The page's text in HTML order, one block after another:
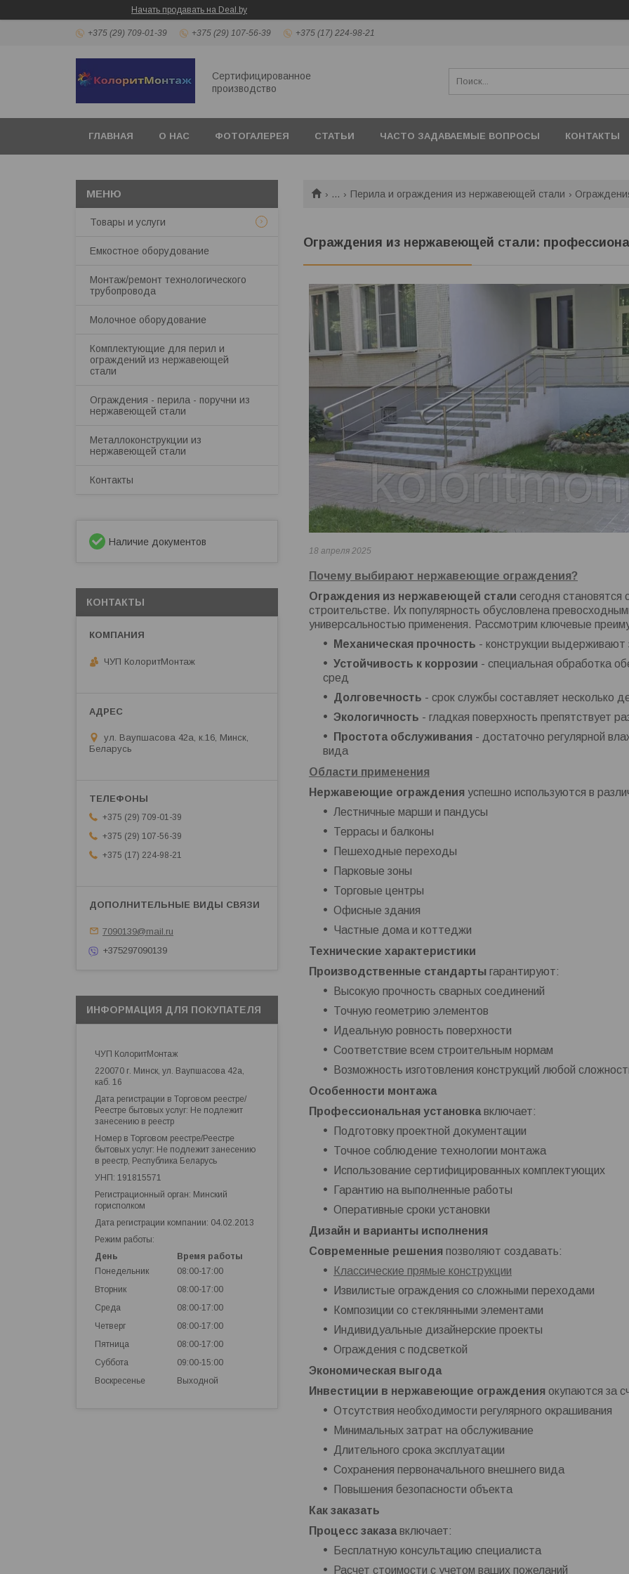
Начать продавать на Deal.by
+375 (29) 709-01-39 +375 (29) 107-56-39 +375 (17) 224-98-21
Сертифицированное
производство
ГЛАВНАЯ О НАС ФОТОГАЛЕРЕЯ СТАТЬИ ЧАСТО ЗАДАВАЕМЫЕ ВОПРОСЫ КОНТАКТЫ
... Перила и ограждения из нержавеющей стали
Ограждения из нержавеющей стали:
18 апреля 2025
Почему выбирают нержавеющие ограждения?
Ограждения из нержавеющей стали сегодня
строительстве. Их популярность обусловлена
универсальностью применения. Рассмотрим ключевые
Механическая прочность - конструкции выдерживают
Устойчивость к коррозии - специальная обработка
сред
Долговечность - срок службы составляет несколько
Экологичность - гладкая поверхность препятствует
Простота обслуживания - достаточно регулярной
вида
Области применения
Нержавеющие ограждения успешно используются в
Лестничные марши и пандусы
Террасы и балконы
Пешеходные переходы
Парковые зоны
Торговые центры
Офисные здания
Частные дома и коттеджи
Технические характеристики
Производственные стандарты гарантируют:
Высокую прочность сварных соединений
Точную геометрию элементов
Идеальную ровность поверхности
Соответствие всем строительным нормам
Возможность изготовления конструкций любой
Особенности монтажа
Профессиональная установкавключает:
Подготовку проектной документации
Точное соблюдение технологии монтажа
Использование сертифицированных комплектующих
Гарантию на выполненные работы
Оперативные сроки установки
Дизайн и варианты исполнения
Современные решения позволяют создавать:
Классические прямые конструкции
Извилистые ограждения со сложными переходами
Композиции со стеклянными элементами
Индивидуальные дизайнерские проекты
Ограждения с подсветкой
Экономическая выгода
Инвестиции в нержавеющие ограждения окупаются за
Отсутствия необходимости регулярного окрашивания
Минимальных затрат на обслуживание
Длительного срока эксплуатации
Сохранения первоначального внешнего вида
Повышения безопасности объекта
Как заказать
Процесс заказавключает:
Бесплатную консультацию специалиста
Расчет стоимости с учетом ваших пожеланий
Товары и услуги
Емкостное оборудование
Монтаж/ремонт технологического
трубопровода
Молочное оборудование
Комплектующие для перил и
ограждений из нержавеющей
стали
Ограждения - перила - поручни из
нержавеющей стали
Металлоконструкции из
нержавеющей стали
Контакты
Наличие документов
КОНТАКТЫ
ЧУП КолоритМонтаж
ул. Ваупшасова 42а, к.16, Минск,
Беларусь
+375 (29) 709-01-39
+375 (29) 107-56-39
+375 (17) 224-98-21
7090139@mail.ru
+375297090139
ИНФОРМАЦИЯ ДЛЯ ПОКУПАТЕЛЯ
ЧУП КолоритМонтаж
220070 г. Минск, ул. Ваупшасова 42а,
каб. 16
Дата регистрации в Торговом реестре/
Реестре бытовых услуг: Не подлежит
занесению в реестр
Номер в Торговом реестре/Реестре
бытовых услуг: Не подлежит занесению
в реестр, Республика Беларусь
УНП: 191815571
Регистрационный орган: Минский
горисполком
Дата регистрации компании: 04.02.2013
Режим работы:
День
Время работы
Понедельник
08:00-17:00
Вторник
08:00-17:00
Среда
08:00-17:00
Четверг
08:00-17:00
Пятница
08:00-17:00
Суббота
09:00-15:00
Воскресенье
Выходной